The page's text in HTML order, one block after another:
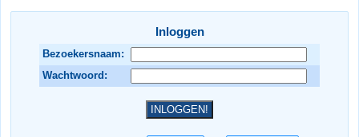
Inloggen
Bezoekersnaam:
Wachtwoord: